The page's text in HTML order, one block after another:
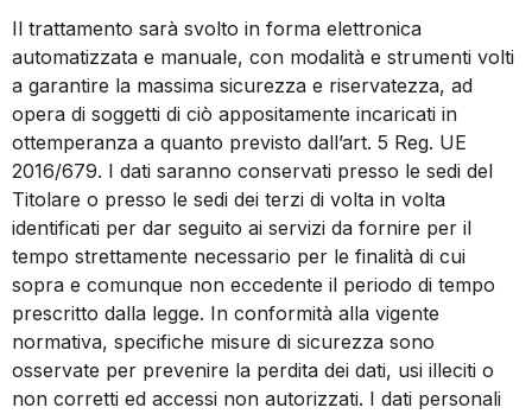
Il trattamento sarà svolto in forma elettronica
automatizzata e manuale, con modalità e strumenti volti
a garantire la massima sicurezza e riservatezza, ad
opera di soggetti di ciò appositamente incaricati in
ottemperanza a quanto previsto dall’art. 5 Reg. UE
2016/679. I dati saranno conservati presso le sedi del
Titolare o presso le sedi dei terzi di volta in volta
identificati per dar seguito ai servizi da fornire per il
tempo strettamente necessario per le finalità di cui
sopra e comunque non eccedente il periodo di tempo
prescritto dalla legge. In conformità alla vigente
normativa, specifiche misure di sicurezza sono
osservate per prevenire la perdita dei dati, usi illeciti o
non corretti ed accessi non autorizzati. I dati personali